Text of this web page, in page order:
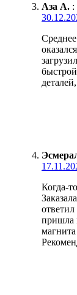
Аза А. :
Когда-
пришла